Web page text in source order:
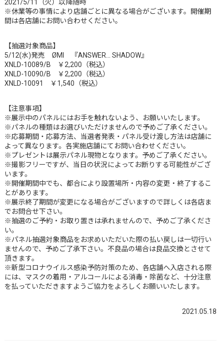
2021/5/11（火）以降随時
※休業等の事情により店舗ごとに異なる場合がございます。開催期
間は各店舗にお問い合わせください。
【抽選対象商品】
5/12(水)発売 ØMI 『ANSWER… SHADOW』
XNLD-10089/B ￥2,200（税込）
XNLD-10090/B ￥2,200（税込）
XNLD-10091 ￥1,540（税込）
【注意事項】
※展示中のパネルにはお手を触れないよう、お願いいたします。
※パネルの種類はお選びいただけませんので予めご了承ください。
※応募期間・応募方法、当選者発表・パネル受け渡し方法は店舗に
よって異なります。各実施店舗にてお問い合わせください。
※プレゼントは展示パネル現物となります。予めご了承ください。
※撮影フリーですが、当日の状況によってお断りする可能性がござ
います。
※開催期間中でも、都合により設置場所・内容の変更・終了するこ
とがあります。
※展示終了期間が変更になる場合がございますので詳しくは各店ま
でお問合せ下さい。
※抽選のご予約・お取り置きは承れませんので、予めご了承くださ
い。
※パネル抽選対象商品をお求めいただいた際の払い戻しは一切行い
ませんので、予めご了承下さい。不良品の場合は良品交換とさせて
頂きます。
※新型コロナウイルス感染予防対策のため、各店舗へ入店される際
には、マスクの着用・アルコールによる消毒・除菌など、十分注意
を払っていただきますようご協力をよろしくお願いいたします。
2021.05.18